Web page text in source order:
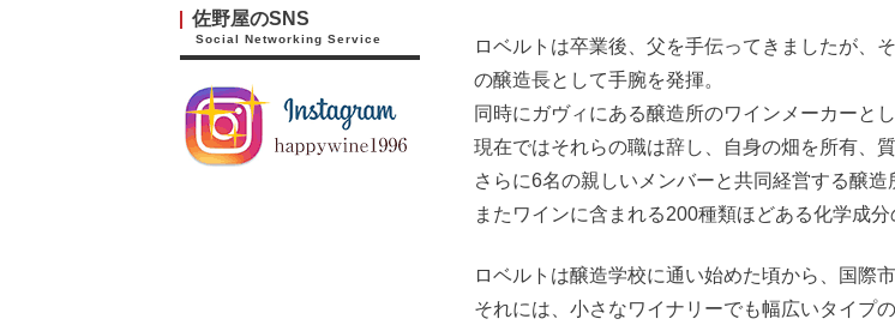
佐野屋のSNS
Social Networking Service
ロベルトは卒業後、父を手伝ってきましたが、
の醸造長として手腕を発揮。
同時にガヴィにある醸造所のワインメーカーと
現在ではそれらの職は辞し、自身の畑を所有、
さらに6名の親しいメンバーと共同経営する醸造
またワインに含まれる200種類ほどある化学成分
ロベルトは醸造学校に通い始めた頃から、国際
それには、小さなワイナリーでも幅広いタイプ